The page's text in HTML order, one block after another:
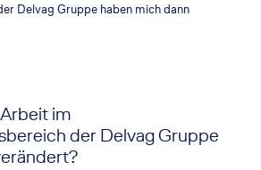
Delvag Gruppe haben mich dann
im
der Delvag Gruppe